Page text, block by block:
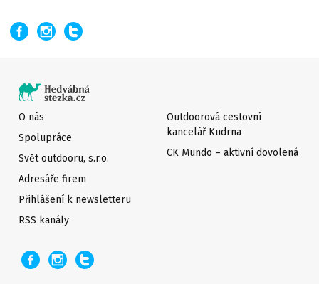
O nás
Spolupráce
Svět outdooru, s.r.o.
Adresáře firem
Přihlášení k newsletteru
Outdoorová cestovní
kancelář Kudrna
CK Mundo – aktivní dovolená
RSS kanály